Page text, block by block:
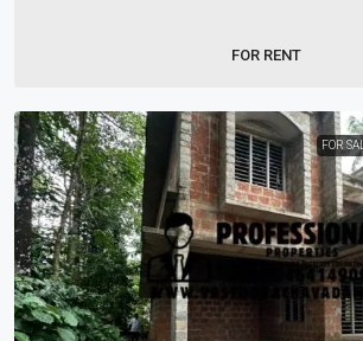
FOR RENT
FOR